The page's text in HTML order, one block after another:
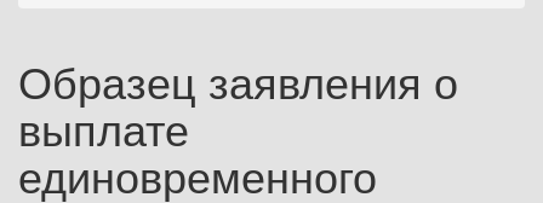
Образец заявления о
выплате
единовременного